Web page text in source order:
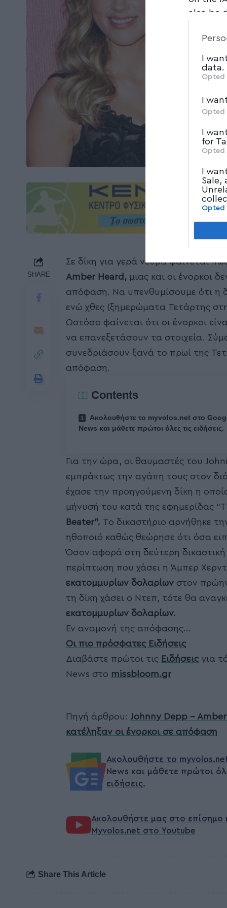
also be
parties.
I
data.
Opted
I
Opted
I
for
Opted
I
Sale,
Opted
SHARE
Σε δίκη για γερά νεύρα φαίνεται
Amber Heard, μιας και οι ένορκοι
απόφαση. Να υπενθυμίσουμε ότι η
ενώ χθες (ξημερώματα Τετάρτης
Ωστόσο φαίνεται ότι οι ένορκοι
να επανεξετάσουν τα στοιχεία.
συνεδριάσουν ξανά το πρωί της
απόφαση.
Contents
Ακολουθήστε το myvolos.net στο
News και μάθετε πρώτοι όλες τις ειδήσεις.
Για την ώρα, οι θαυμαστές του
εμπράκτως την αγάπη τους στον
έχασε την προηγούμενη δίκη η
μήνυσή του κατά της εφημερίδας
Beater”. Το δικαστήριο αρνήθηκε
ηθοποιό καθώς θεώρησε ότι όσα
Όσον αφορά στη δεύτερη
περίπτωση που χάσει η Άμπερ
εκατομμυρίων δολαρίων στον
τη δίκη χάσει ο Ντεπ, τότε θα
εκατομμυρίων δολαρίων.
Εν αναμονή της απόφασης…
Οι πιο πρόσφατες Ειδήσεις
Διαβάστε πρώτοι τις Ειδήσειςγια
News στο missbloom.gr
Πηγή άρθρου: Johnny Depp –
κατέληξαν οι ένορκοι σε απόφαση
Ακολουθήστε το
News και μάθετε πρώτοι
ειδήσεις.
Ακολουθήστε μας στο επίσημο
Myvolos.net στο Youtube
Share This Article